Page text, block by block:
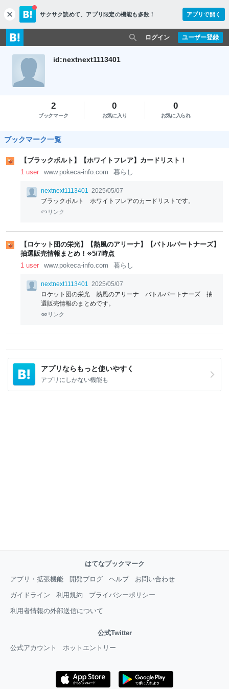
c
l
o
s
e
サクサク読めて、 アプリ限定の機能も多数！ アプリで開く
ユーザー登録
ログイン
id:nextnext1113401
2
ブックマーク
0
お気に入り
0
お気に入られ
ブックマーク一覧
【ブラックボルト】【ホワイトフレア】カードリスト！
1 user
www.pokeca-info.com 暮らし
nextnext1113401 2025/05/07
ブラックボルト ホワイトフレアのカードリストです。
リンク
【ロケット団の栄光】【熱風のアリーナ】【バトルパートナーズ】
抽選販売情報まとめ！※5/7時点
1 user
www.pokeca-info.com 暮らし
nextnext1113401 2025/05/07
ロケット団の栄光 熱風のアリーナ バトルパートナーズ 抽
選販売情報のまとめです。
リンク
アプリならもっと使いやすく
アプリにしかない機能も
はてなブックマーク
アプリ・拡張機能
開発ブログ ヘルプ お問い合わせ
ガイドライン 利用規約 プライバシーポリシー
利用者情報の外部送信について
公式Twitter
公式アカウント
ホットエントリー